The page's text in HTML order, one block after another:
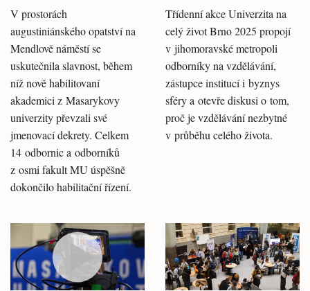
V prostorách
augustiniánského opatství na
Mendlově náměstí se
uskutečnila slavnost, během
níž nově habilitovaní
akademici z Masarykovy
univerzity převzali své
jmenovací dekrety. Celkem
14 odbornic a odborníků
z osmi fakult MU úspěšně
dokončilo habilitační řízení.
Třídenní akce Univerzita na
celý život Brno 2025 propojí
v jihomoravské metropoli
odborníky na vzdělávání,
zástupce institucí i byznys
sféry a otevře diskusi o tom,
proč je vzdělávání nezbytné
v průběhu celého života.